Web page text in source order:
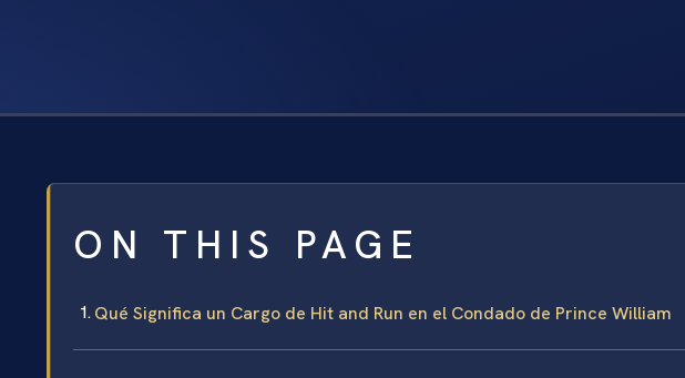
ON THIS PAGE
Qué Significa un Cargo de Hit and Run en el Condado de Prince William